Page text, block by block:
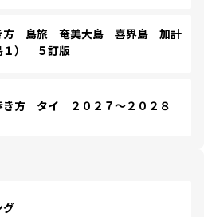
方 島旅 奄美大島 喜界島 加計
１） ５訂版
方 タイ ２０２７～２０２８
グ